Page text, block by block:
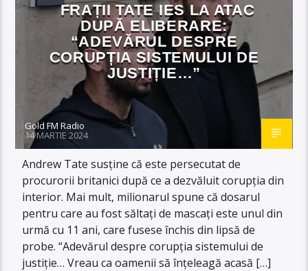
FRAȚII TATE IES LA ATAC
DUPĂ ELIBERARE:
“ADEVĂRUL DESPRE
CORUPȚIA SISTEMULUI DE
JUSTIȚIE…”
Gold FM Radio
14 MARTIE 2024
Andrew Tate susține că este persecutat de
procurorii britanici după ce a dezvăluit corupția din
interior. Mai mult, milionarul spune că dosarul
pentru care au fost săltați de mascați este unul din
urmă cu 11 ani, care fusese închis din lipsă de
probe. “Adevărul despre corupția sistemului de
justiție… Vreau ca oamenii să înțeleagă acasă […]